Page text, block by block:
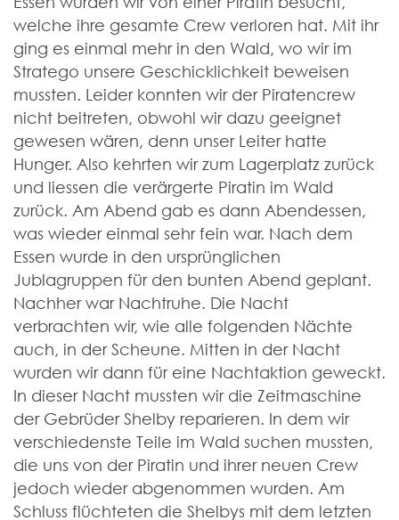
welche ihre gesamte Crew verloren hat. Mit ihr
ging es einmal mehr in den Wald, wo wir im
Stratego unsere Geschicklichkeit beweisen
mussten. Leider konnten wir der Piratencrew
nicht beitreten, obwohl wir dazu geeignet
gewesen wären, denn unser Leiter hatte
Hunger. Also kehrten wir zum Lagerplatz zurück
und liessen die verärgerte Piratin im Wald
zurück. Am Abend gab es dann Abendessen,
was wieder einmal sehr fein war. Nach dem
Essen wurde in den ursprünglichen
Jublagruppen für den bunten Abend geplant.
Nachher war Nachtruhe. Die Nacht
verbrachten wir, wie alle folgenden Nächte
auch, in der Scheune. Mitten in der Nacht
wurden wir dann für eine Nachtaktion geweckt.
In dieser Nacht mussten wir die Zeitmaschine
der Gebrüder Shelby reparieren. In dem wir
verschiedenste Teile im Wald suchen mussten,
die uns von der Piratin und ihrer neuen Crew
jedoch wieder abgenommen wurden. Am
Schluss flüchteten die Shelbys mit dem letzten